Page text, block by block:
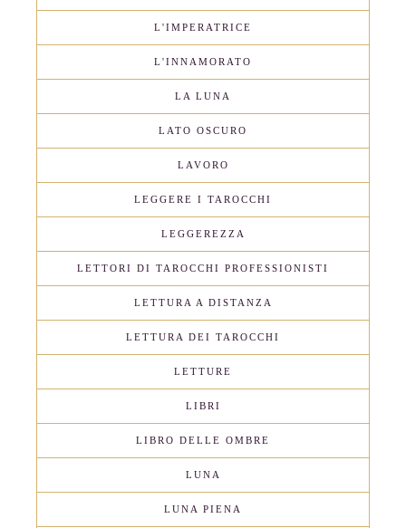
L'IMPERATRICE
L'INNAMORATO
LA LUNA
LATO OSCURO
LAVORO
LEGGERE I TAROCCHI
LEGGEREZZA
LETTORI DI TAROCCHI PROFESSIONISTI
LETTURA A DISTANZA
LETTURA DEI TAROCCHI
LETTURE
LIBRI
LIBRO DELLE OMBRE
LUNA
LUNA PIENA